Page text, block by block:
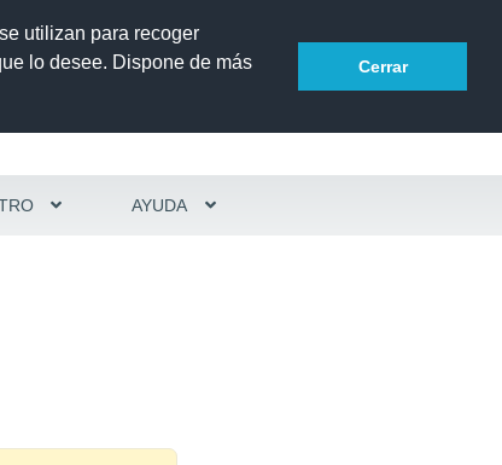
utilizan para recoger
lo desee. Dispone de más
Cerrar
AYUDA